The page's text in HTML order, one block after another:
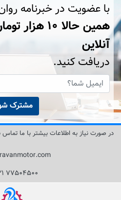
با عضویت در خبرنامه
همین حالا
آنلاین
دریافت کنید.
مشترک
در صورت نیاز به اطلاعات بیشتر با ما تماس
۰۲۱